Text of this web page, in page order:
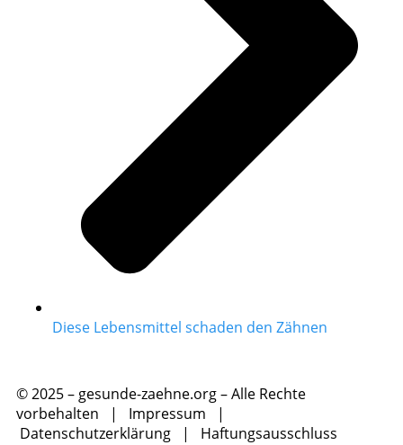
Diese Lebensmittel schaden den Zähnen
© 2025 – gesunde-zaehne.org – Alle Rechte
vorbehalten | Impressum |
Datenschutzerklärung | Haftungsausschluss